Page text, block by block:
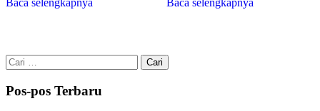
Baca selengkapnya Baca selengkapnya
Cari
untuk:
Pos-pos Terbaru